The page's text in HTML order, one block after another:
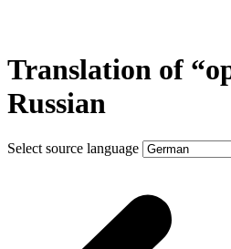
Translation of
Russian
Select source language